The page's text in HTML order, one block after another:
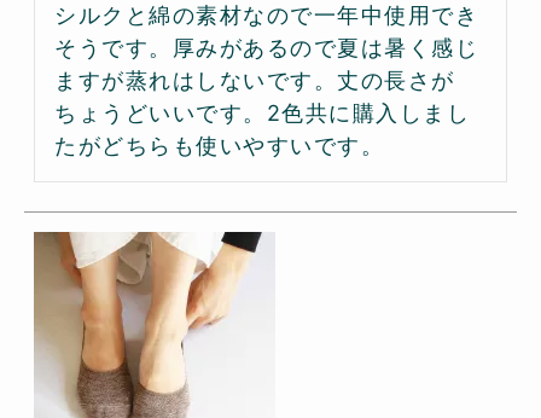
シルクと綿の素材なので一年中使用でき
そうです。厚みがあるので夏は暑く感じ
ますが蒸れはしないです。丈の長さが
ちょうどいいです。2色共に購入しまし
たがどちらも使いやすいです。